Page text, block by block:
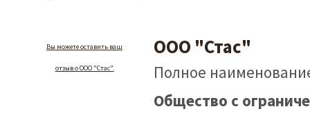
Вы можете оставить ваш
отзыв о ООО "Стас".
ООО "Стас"
Полное
Общество с